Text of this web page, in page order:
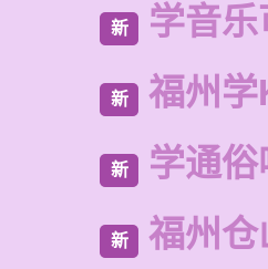
新 学音
新 福州
新 学通
新 福州仓